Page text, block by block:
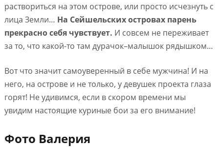
раствориться на этом острове, или просто исчезнуть с
лица Земли… На Сейшельских островах парень
прекрасно себя чувствует. И совсем не переживает
за то, что какой-то там дурачок–малышок рядышком…
Вот что значит самоуверенный в себе мужчина! И на
него, на острове и не только, у девушек проекта глаза
горят! Не удивимся, если в скором времени мы
увидим настоящие куриные бои за его внимание!
Фото Валерия